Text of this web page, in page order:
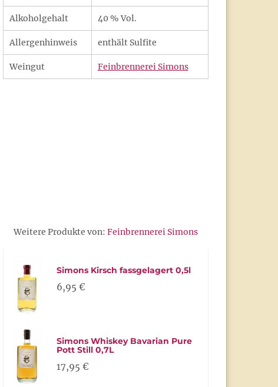
Alkoholgehalt 40 % Vol.
Allergenhinweis enthält Sulfite
Weingut Feinbrennerei Simons
Weitere Produkte von: Feinbrennerei Simons
Simons Kirsch fassgelagert 0,5l
6,95 €
Simons Whiskey Bavarian Pure
Pott Still 0,7L
17,95 €